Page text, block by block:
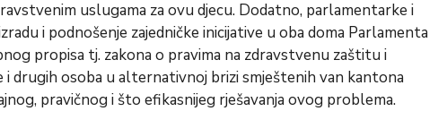
uslugama za ovu djecu. Dodatno, parlamentarke i
i podnošenje zajedničke inicijative u oba doma Parlamenta
propisa tj. zakona o pravima na zdravstvenu zaštitu i
i drugih osoba u alternativnoj brizi smještenih van kantona
pravičnog i što efikasnijeg rješavanja ovog problema.